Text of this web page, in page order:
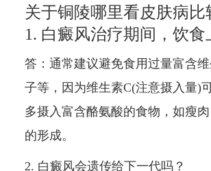
关于铜陵哪里看皮肤病比
1. 白癜风治疗期间，饮
答：通常建议避免食用过量富含
子等，因为维生素C(注意摄入量)
多摄入富含酪氨酸的食物，如瘦
的形成。
2. 白癜风会遗传给下一代吗？